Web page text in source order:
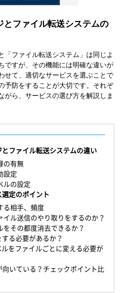
とファイル転送システムの
「ファイル転送システム」は同じよ
ですが、その機能には明確な違いが
せて、適切なサービスを選ぶことで
予防をすることが大切です。それぞ
がら、サービスの選び方を解説しま
ファイル転送システムの違い
の有無
設定
ルの設定
選定のポイント
る相手、頻度
イル送信のやり取りをするのか？
をその都度消去できるか？
る必要があるか？
をファイルごとに変える必要が
向いている？チェックポイント比